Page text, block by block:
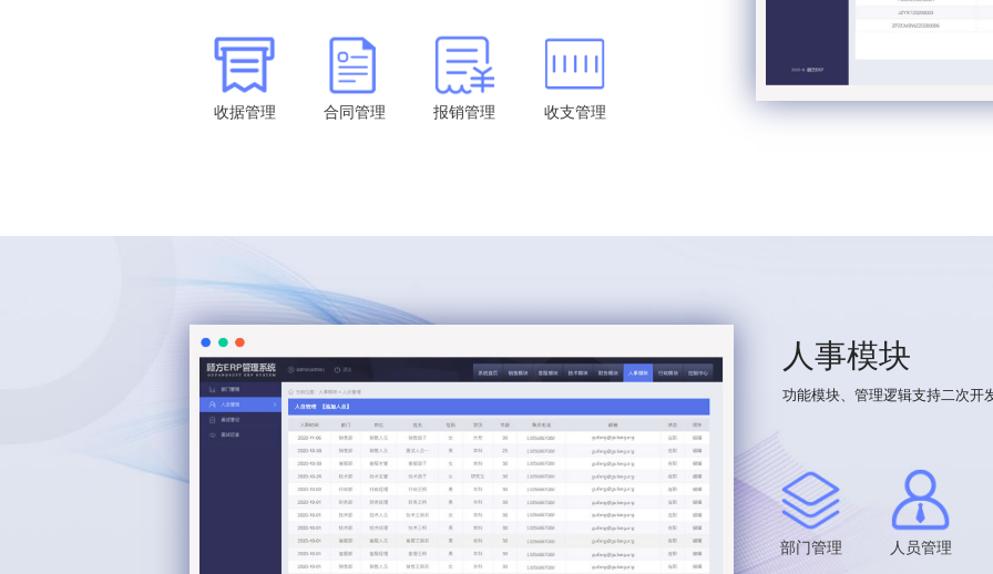
收据管理 合同管理 报销管理 收支管理
人事模块
功能模块、管理逻辑支持二次开
部门管理 人员管理